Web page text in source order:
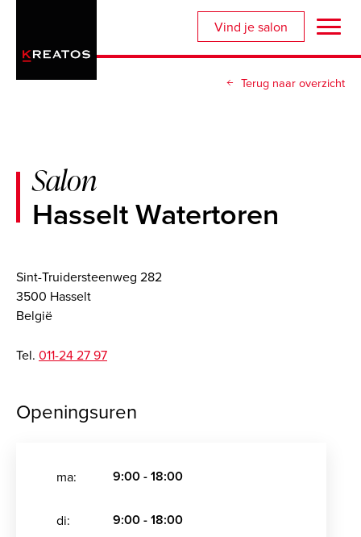
naar
Vind je salon
Terug naar overzicht
Salon
Hasselt Watertoren
Sint-Truidersteenweg 282
3500 Hasselt
België
Tel. 011-24 27 97
Openingsuren
ma: 9:00 - 18:00
di: 9:00 - 18:00